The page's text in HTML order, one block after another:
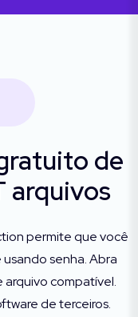
de
arquivos
permite que você
senha. Abra
compatível.
de terceiros.